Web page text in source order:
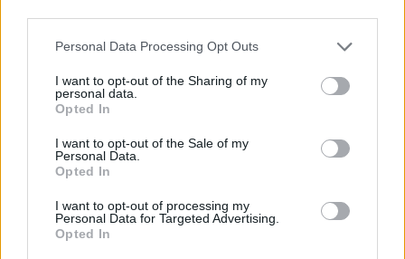
Please note that this website/app uses one or more Google
not limited to your visit or usage behaviour. You may click to
grant or deny consent to Google and its third-party tags to
use your data for below specified purposes in below Google
consent section.
Personal Data Processing Opt Outs
I want to opt-out of the Sharing of my
personal data.
Opted In
I want to opt-out of the Sale of my
Personal Data.
Opted In
I want to opt-out of processing my
Personal Data for Targeted Advertising.
Opted In